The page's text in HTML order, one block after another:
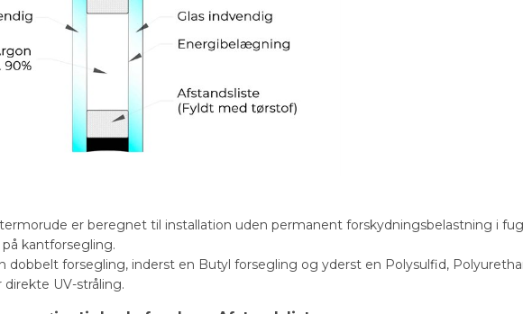
er beregnet til installation uden permanent forskydningsbelastning i
kantforsegling.
dobbelt forsegling, inderst en Butyl forsegling og yderst en Polysulfid,
UV-stråling.